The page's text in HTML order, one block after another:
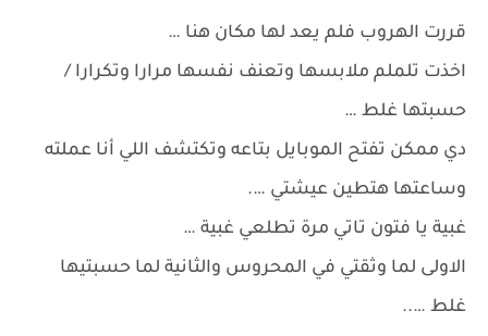
قررت الهروب فلم يعد لها مكان هنا …
اخذت تلملم ملابسها وتعنف نفسها مرارا وتكرارا /
حسبتها غلط …
دي ممكن تفتح الموبايل بتاعه وتكتشف اللي أنا عملته
وساعتها هتطين عيشتي ….
غبية يا فتون تاتي مرة تطلعي غبية …
الاولى لما وثقتي في المحروس والثانية لما حسبتيها
غلط …..